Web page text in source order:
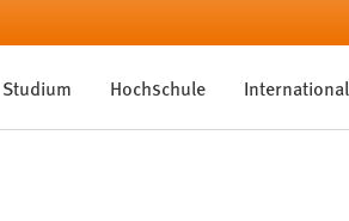
Studium Hochschule International